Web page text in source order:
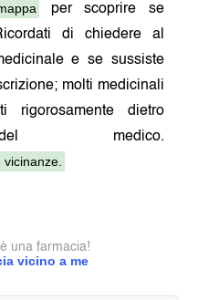
per scoprire se
di chiedere al
e se sussiste
molti medicinali
rigorosamente dietro
medico.
vicino a me
una farmacia!